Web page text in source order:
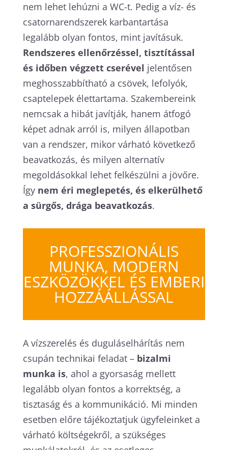
nem lehet lehúzni a WC-t. Pedig a víz- és
csatornarendszerek karbantartása
legalább olyan fontos, mint javításuk.
Rendszeres ellenőrzéssel, tisztítással
és időben végzett cserével jelentősen
meghosszabbítható a csövek, lefolyók,
csaptelepek élettartama. Szakembereink
nemcsak a hibát javítják, hanem átfogó
képet adnak arról is, milyen állapotban
van a rendszer, mikor várható következő
beavatkozás, és milyen alternatív
megoldásokkal lehet felkészülni a jövőre.
Így nem éri meglepetés, és elkerülhető
a sürgős, drága beavatkozás.
PROFESSZIONÁLIS
MUNKA, MODERN
ESZKÖZÖKKEL ÉS EMBERI
HOZZÁÁLLÁSSAL
A vízszerelés és duguláselhárítás nem
csupán technikai feladat – bizalmi
munka is, ahol a gyorsaság mellett
legalább olyan fontos a korrektség, a
tisztaság és a kommunikáció. Mi minden
esetben előre tájékoztatjuk ügyfeleinket a
várható költségekről, a szükséges